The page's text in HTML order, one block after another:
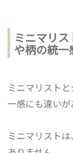
ミニマリ
や柄の統一
ミニマリスト
一感にも違いが
ミニマリスト